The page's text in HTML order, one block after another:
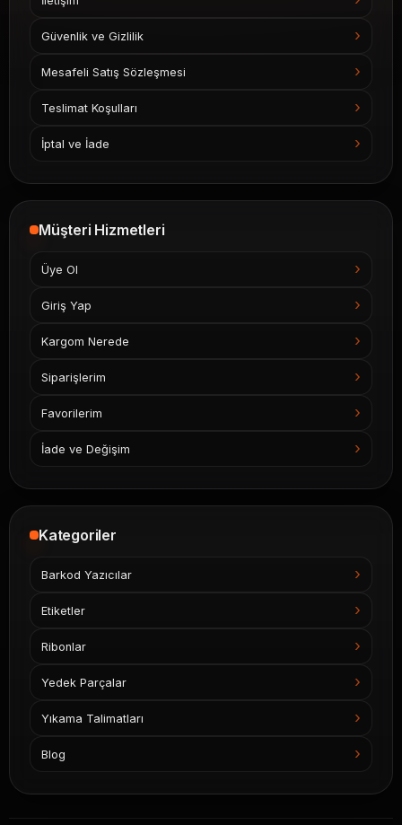
Güvenlik ve Gizlilik
Mesafeli Satış Sözleşmesi
Teslimat Koşulları
İptal ve İade
Müşteri Hizmetleri
Üye Ol
Giriş Yap
Kargom Nerede
Siparişlerim
Favorilerim
İade ve Değişim
Kategoriler
Barkod Yazıcılar
Etiketler
Ribonlar
Yedek Parçalar
Yıkama Talimatları
Blog